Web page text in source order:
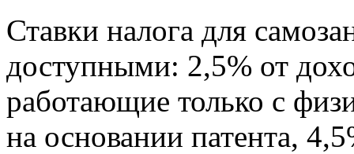
Ставки налога для
доступными: 2,5% от
работающие только с
на основании патента,